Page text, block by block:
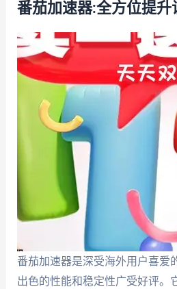
番茄加速器:全方位提升
番茄加速器是深受海外用户喜爱
出色的性能和稳定性广受好评。